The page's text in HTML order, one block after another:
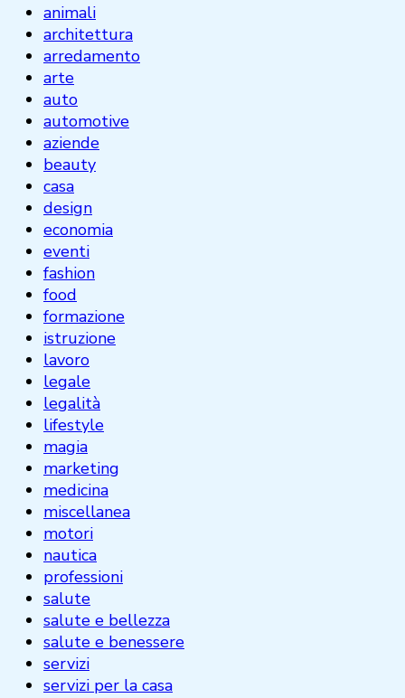
animali
architettura
arredamento
arte
auto
automotive
aziende
beauty
casa
design
economia
eventi
fashion
food
formazione
istruzione
lavoro
legale
legalità
lifestyle
magia
marketing
medicina
miscellanea
motori
nautica
professioni
salute
salute e bellezza
salute e benessere
servizi
servizi per la casa